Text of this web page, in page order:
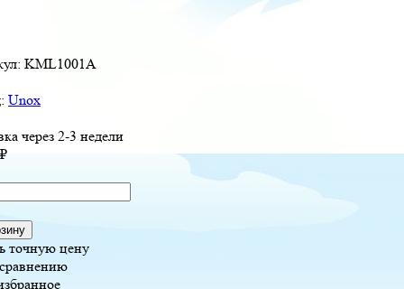
KML1001A
Unox
через 2-3 недели
₽
точную цену